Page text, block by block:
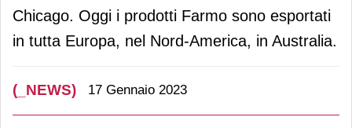
Chicago. Oggi i prodotti Farmo sono esportati
in tutta Europa, nel Nord-America, in Australia.
(_NEWS) 17 Gennaio 2023